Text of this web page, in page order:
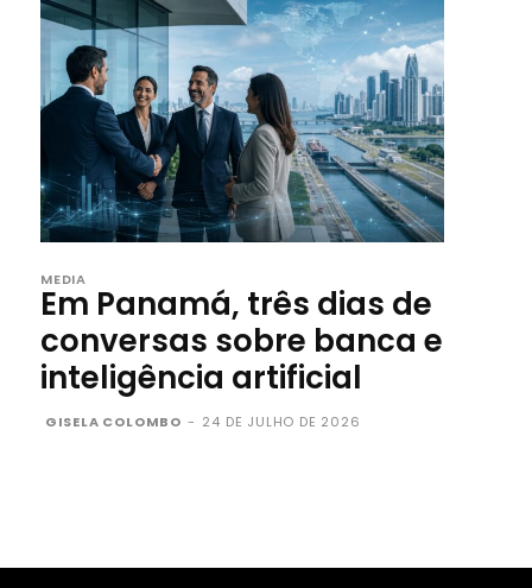
MEDIA
Em Panamá, três dias de
conversas sobre banca e
inteligência artificial
GISELA COLOMBO - 24 DE JULHO DE 2026